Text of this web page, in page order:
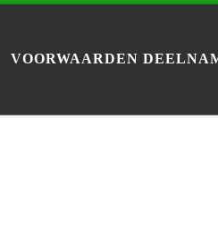
VOORWAARDEN